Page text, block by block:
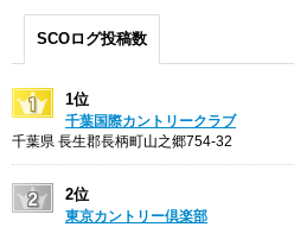
SCOログ投稿数
1位
千葉国際カントリークラブ
千葉県 長生郡長柄町山之郷754-32
2位
東京カントリー倶楽部